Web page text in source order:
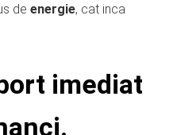
de energie, cat inca
imediat